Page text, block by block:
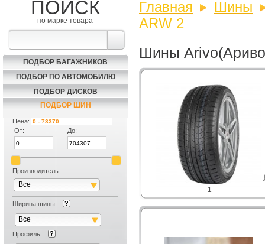
ПОИСК
по марке товара
ПОДБОР БАГАЖНИКОВ
ПОДБОР ПО АВТОМОБИЛЮ
ПОДБОР ДИСКОВ
ПОДБОР ШИН
Цена:
От:
До:
Производитель:
Все
Ширина шины:
Все
Профиль:
Главная
Шины
ARW 2
Шины
1